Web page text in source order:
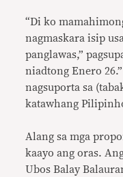
“Di ko
nagmaskara isip
panglawas,”
niadtong Enero
nagsuporta sa
katawhang
Alang sa mga
kaayo ang oras.
Ubos Balay